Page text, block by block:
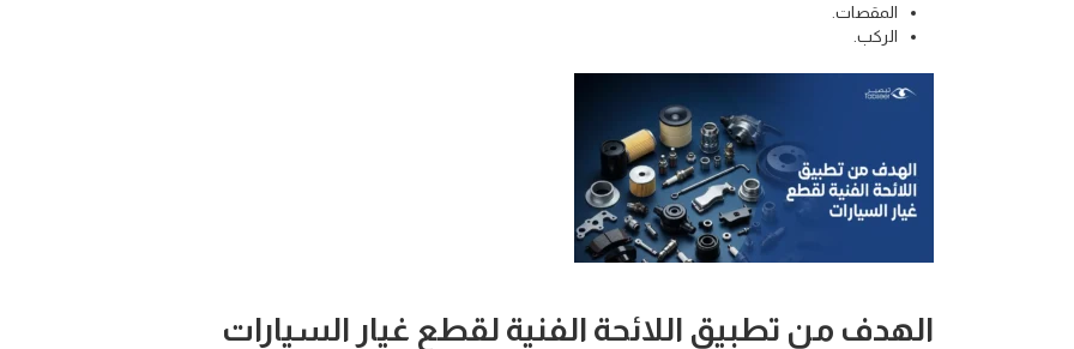
المقصات.
الركب.
الهدف من تطبيق اللائحة الفنية لقطع غيار السيارات